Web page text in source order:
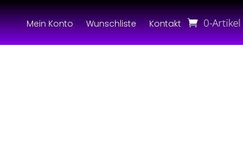
Mein Konto Wunschliste Kontakt 0-Artikel